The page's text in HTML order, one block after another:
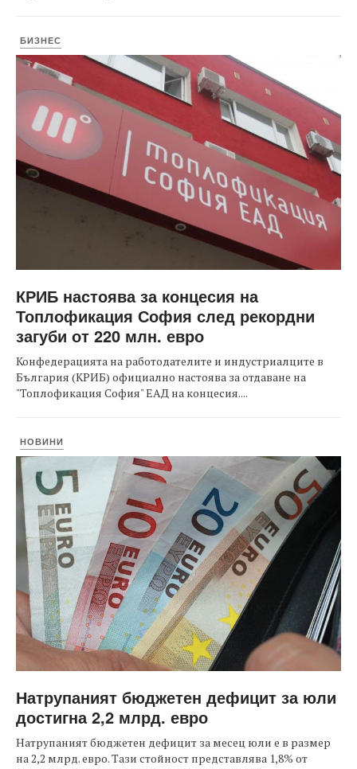
БИЗНЕС
КРИБ настоява за концесия на
Топлофикация София след рекордни
загуби от 220 млн. евро
Конфедерацията на работодателите и индустриалците в
България (КРИБ) официално настоява за отдаване на
"Топлофикация София" ЕАД на концесия....
НОВИНИ
Натрупаният бюджетен дефицит за юли
достигна 2,2 млрд. евро
Натрупаният бюджетен дефицит за месец юли е в размер
на 2,2 млрд. евро. Тази стойност представлява 1,8% от